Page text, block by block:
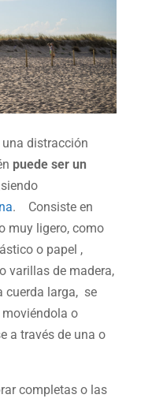
distracción
puede ser un
siendo
. Consiste en
muy ligero, como
o papel ,
varillas de madera,
cuerda larga, se
moviéndola o
a través de una o
completas o las